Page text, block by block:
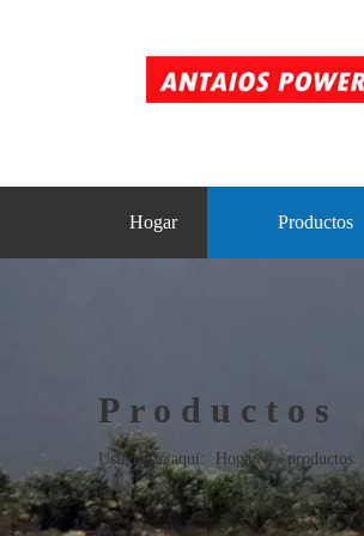
Hogar Productos
Productos
Usted está aquí: Hogar » productos